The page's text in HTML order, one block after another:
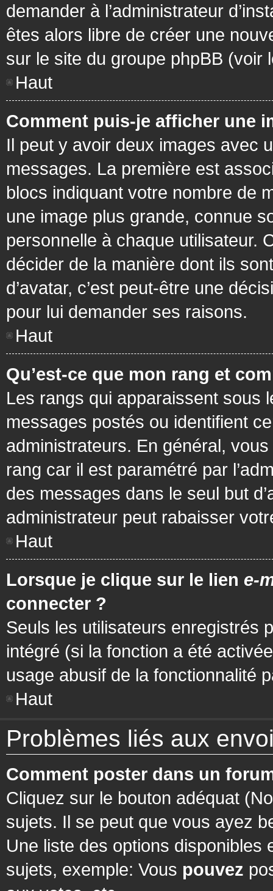
demander à l’administrateur
êtes alors libre de créer une
sur le site du groupe phpBB (voir
Haut
Comment puis-je afficher une
Il peut y avoir deux images avec
messages. La première est
blocs indiquant votre nombre de
une image plus grande, connue
personnelle à chaque utilisateur.
décider de la manière dont ils
d’avatar, c’est peut-être une
pour lui demander ses raisons.
Haut
Qu’est-ce que mon rang et
Les rangs qui apparaissent sous
messages postés ou identifient
administrateurs. En général,
rang car il est paramétré par
des messages dans le seul but
administrateur peut rabaisser
Haut
Lorsque je clique sur le lien e-
connecter ?
Seuls les utilisateurs enregistrés
intégré (si la fonction a été
usage abusif de la fonctionnalité
Haut
Problèmes liés aux
Comment poster dans un
Cliquez sur le bouton adéquat
sujets. Il se peut que vous ayez
Une liste des options
sujets, exemple: Vous pouvez